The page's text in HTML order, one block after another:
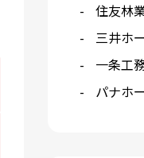
住友林
三井ホ
一条工
パナホ